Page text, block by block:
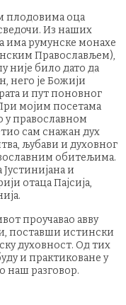
оца
Из наших
има румунске монахе
Православљем),
није било дато да
него је Божији
и пут поновног
мојим посетама
у православном
сам снажан дух
љубави и духовног
обитељима.
и
отаца Пајсија,
проучавао авву
поставши истински
духовност. Од тих
и практиковане у
наш разговор.